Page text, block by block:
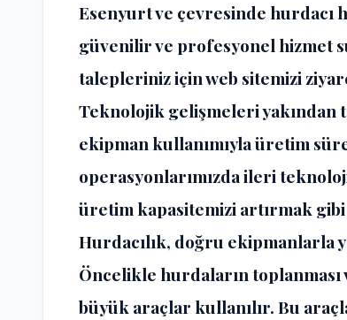
Esenyurt ve çevresinde hurdacı
güvenilir ve profesyonel hizmet
talepleriniz için web sitemizi
Teknolojik gelişmeleri yakından
ekipman kullanımıyla üretim
operasyonlarımızda ileri
üretim kapasitemizi artırmak
Hurdacılık, doğru ekipmanlarla
Öncelikle hurdaların toplanması
büyük araçlar kullanılır. Bu